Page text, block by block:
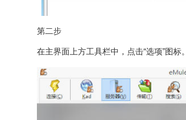
第二步
在主界面上方工具栏中，点击“选项”图标。